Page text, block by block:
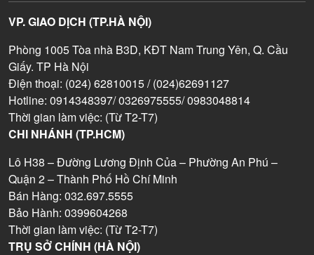
VP. GIAO DỊCH (TP.HÀ NỘI)
Phòng 1005 Tòa nhà B3D, KĐT Nam Trung Yên, Q. Cầu
Giấy. TP Hà Nội
Điện thoại: (024) 62810015 / (024)62691127
Hotline: 0914348397/ 0326975555/ 0983048814
Thời gian làm việc: (Từ T2-T7)
CHI NHÁNH (TP.HCM)
Lô H38 – Đường Lương Định Của – Phường An Phú –
Quận 2 – Thành Phố Hồ Chí Minh
Bán Hàng: 032.697.5555
Bảo Hành: 0399604268
Thời gian làm việc: (Từ T2-T7)
TRỤ SỞ CHÍNH (HÀ NỘI)